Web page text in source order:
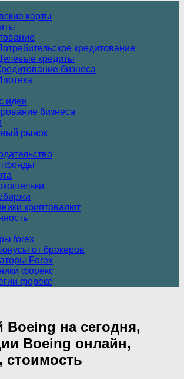
карты
кредитование
кредиты
бизнеса
идеи
бизнеса
рынок
криптовалют
forex
от брокеров
Forex
форекс
форекс
Boeing на сегодня,
Boeing онлайн,
стоимость